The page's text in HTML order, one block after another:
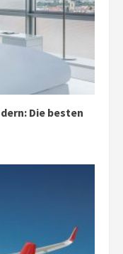
Die besten